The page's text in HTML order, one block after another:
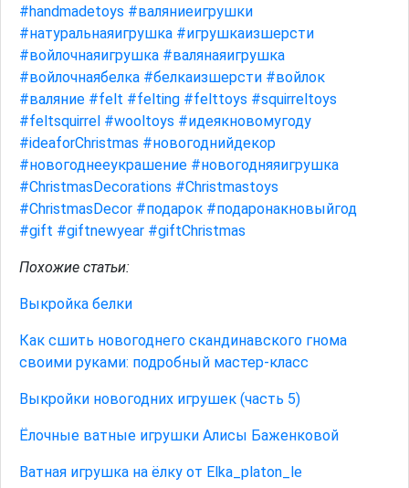
#handmadetoys #валяниеигрушки
#натуральнаяигрушка #игрушкаизшерсти
#войлочнаяигрушка #валянаяигрушка
#войлочнаябелка #белкаизшерсти #войлок
#валяние #felt #felting #felttoys #squirreltoys
#feltsquirrel #wooltoys #идеякновомугоду
#ideaforChristmas #новогоднийдекор
#новогоднееукрашение #новогодняяигрушка
#ChristmasDecorations #Christmastoys
#ChristmasDecor #подарок #подаронакновыйгод
#gift #giftnewyear #giftChristmas
Похожие статьи:
Выкройка белки
Как сшить новогоднего скандинавского гнома
своими руками: подробный мастер-класс
Выкройки новогодних игрушек (часть 5)
Ёлочные ватные игрушки Алисы Баженковой
Ватная игрушка на ёлку от Elka_platon_le